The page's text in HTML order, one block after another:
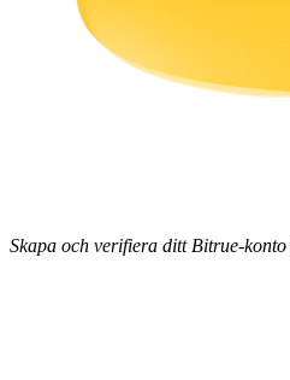
Power Piggy
Skapa och verifiera ditt Bitrue-konto